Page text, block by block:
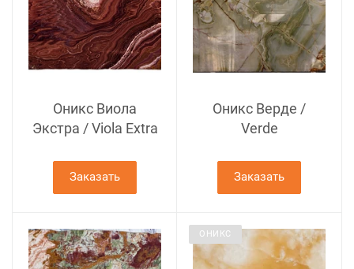
Оникс Виола
Экстра / Viola Extra
Заказать
Оникс Верде /
Verde
Заказать
ОНИКС